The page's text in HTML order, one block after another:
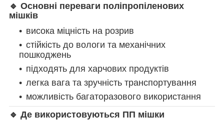
🔹 Основні переваги поліпропіленових
мішків
висока міцність на розрив
стійкість до вологи та механічних
пошкоджень
підходять для харчових продуктів
легка вага та зручність транспортування
можливість багаторазового використання
🔹 Де використовуються ПП мішки